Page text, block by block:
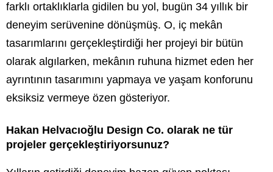
farklı ortaklıklarla gidilen bu yol, bugün 34 yıllık bir
deneyim serüvenine dönüşmüş. O, iç mekân
tasarımlarını gerçekleştirdiği her projeyi bir bütün
olarak algılarken, mekânın ruhuna hizmet eden her
ayrıntının tasarımını yapmaya ve yaşam konforunu
eksiksiz vermeye özen gösteriyor.
Hakan Helvacıoğlu Design Co. olarak ne tür
projeler gerçekleştiriyorsunuz?